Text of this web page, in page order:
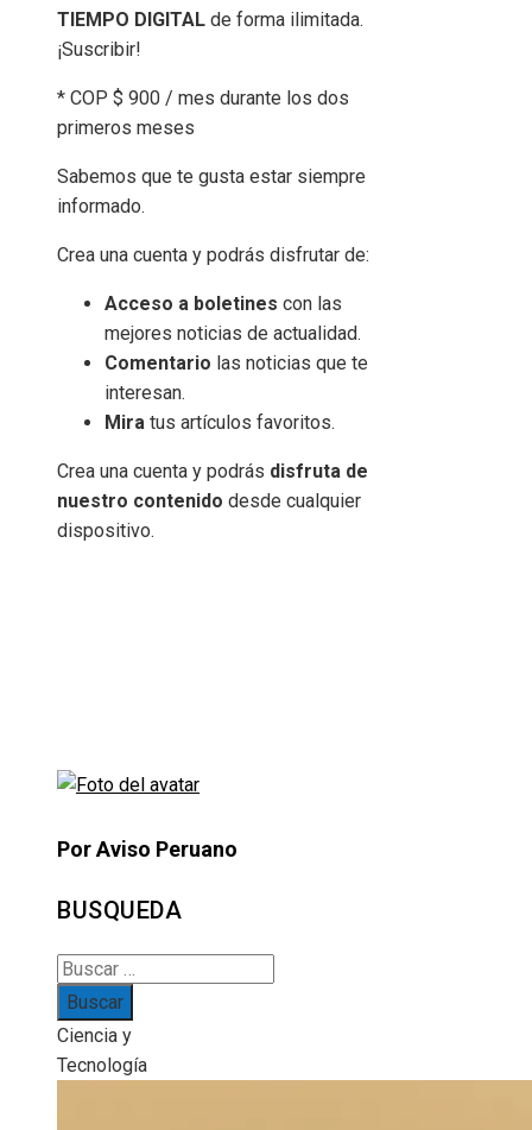
TIEMPO DIGITAL de forma ilimitada.
¡Suscribir!
* COP $ 900 / mes durante los dos
primeros meses
Sabemos que te gusta estar siempre
informado.
Crea una cuenta y podrás disfrutar de:
Acceso a boletines con las
mejores noticias de actualidad.
Comentario las noticias que te
interesan.
Mira tus artículos favoritos.
Crea una cuenta y podrás disfruta de
nuestro contenido desde cualquier
dispositivo.
Por Aviso Peruano
BUSQUEDA
Buscar:
Ciencia y
Tecnología